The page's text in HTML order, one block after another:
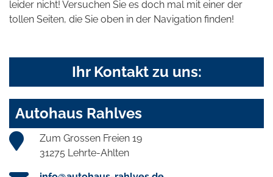
leider nicht! Versuchen Sie es doch mal mit einer der
tollen Seiten, die Sie oben in der Navigation finden!
Ihr Kontakt zu uns:
Autohaus Rahlves
Zum Grossen Freien 19
31275 Lehrte-Ahlten